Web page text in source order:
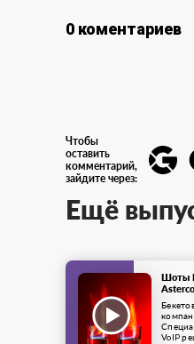
0 коментариев
Чтобы
оставить
комментарий,
зайдите через:
Ещё
Шоты
VoIP